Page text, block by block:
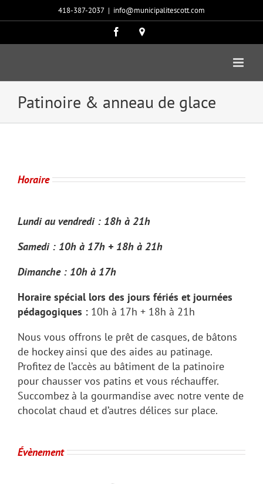
418-387-2037 | info@municipalitescott.com
Facebook
Carte
Patinoire & anneau de glace
Horaire
Lundi au vendredi : 18h à 21h
Samedi : 10h à 17h + 18h à 21h
Dimanche : 10h à 17h
Horaire spécial lors des jours fériés et journées
pédagogiques :10h à 17h + 18h à 21h
Nous vous offrons le prêt de casques, de bâtons
de hockey ainsi que des aides au patinage.
Profitez de l’accès au bâtiment de la patinoire
pour chausser vos patins et vous réchauffer.
Succombez à la gourmandise avec notre vente de
chocolat chaud et d’autres délices sur place.
Évènement